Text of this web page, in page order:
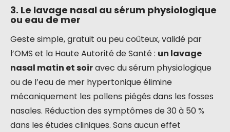
3. Le lavage nasal au sérum physiologique
ou eau de mer
Geste simple, gratuit ou peu coûteux, validé par
l’OMS et la Haute Autorité de Santé : un lavage
nasal matin et soiravec du sérum physiologique
ou de l’eau de mer hypertonique élimine
mécaniquement les pollens piégés dans les fosses
nasales. Réduction des symptômes de 30 à 50 %
dans les études cliniques. Sans aucun effet